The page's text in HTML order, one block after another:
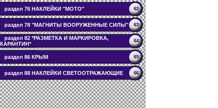
раздел 76 НАКЛЕЙКИ "МОТО" 62
раздел 78 "МАГНИТЫ ВООРУЖЕННЫЕ СИЛЫ" 63
раздел 82 *РАЗМЕТКА И МАРКИРОВКА,
КАРАНТИН*
64
раздел 86 КРЫМ 65
раздел 88 НАКЛЕЙКИ СВЕТООТРАЖАЮЩИЕ 66